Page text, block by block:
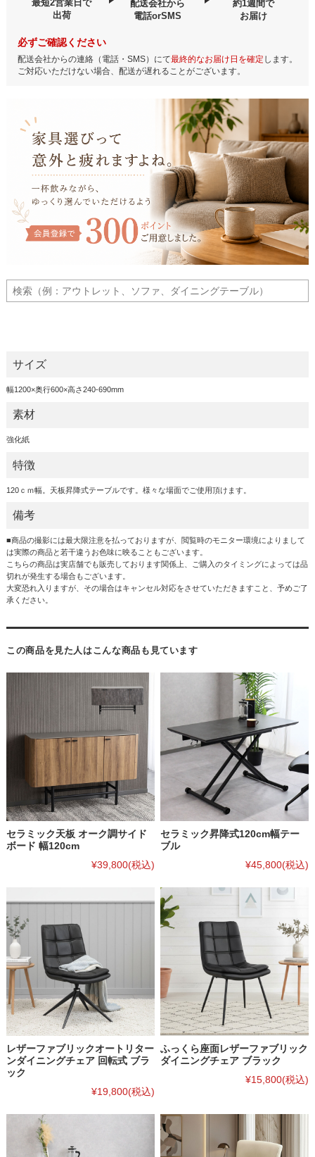
最短2営業日で
出荷
配送会社から
電話orSMS
約1週間で
お届け
必ずご確認ください
配送会社からの連絡（電話・SMS）にて最終的なお届け日を確定 します。
ご対応いただけない場合、配送が遅れることがございます。
サイズ
幅1200×奥行600×高さ240-690mm
素材
強化紙
特徴
120ｃｍ幅。天板昇降式テーブルです。様々な場面でご使用頂けます。
備考
■商品の撮影には最大限注意を払っておりますが、閲覧時のモニター環境によりまして
は実際の商品と若干違うお色味に映ることもございます。
こちらの商品は実店舗でも販売しております関係上、ご購入のタイミングによっては品
切れが発生する場合もございます。
大変恐れ入りますが、その場合はキャンセル対応をさせていただきますこと、予めご了
承ください。
この商品を見た人はこんな商品も見ています
セラミック天板 オーク調サイド
ボード 幅120cm
¥39,800(税込)
セラミック昇降式120cm幅テー
ブル
¥45,800(税込)
レザーファブリックオートリター
ンダイニングチェア 回転式 ブラ
ック
¥19,800(税込)
ふっくら座面レザーファブリック
ダイニングチェア ブラック
¥15,800(税込)